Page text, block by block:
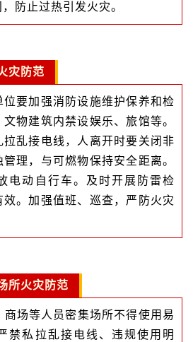
防止过热引发火灾。
灾防范
要加强消防设施维护保养和检
物建筑内禁设娱乐、旅馆等。
乱接电线，人离开时要关闭非
理，与可燃物保持安全距离。
电动自行车。及时开展防雷检
。加强值班、巡查，严防火灾
所火灾防范
等人员密集场所不得使用易
禁私拉乱接电线、违规使用明